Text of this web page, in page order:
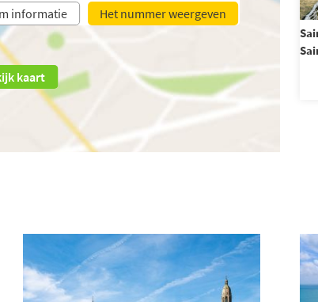
informatie Het nummer weergeven
kaart